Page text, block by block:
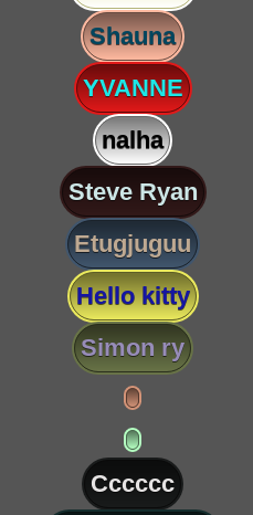
Shauna
YVANNE
nalha
Steve Ryan
Etugjuguu
Hello kitty
Simon ry
Cccccc